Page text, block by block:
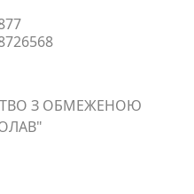
З ОБМЕЖЕНОЮ